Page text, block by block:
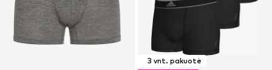
3 vnt. pakuotė